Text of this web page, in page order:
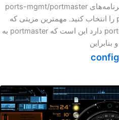
جدیدتر آپدیت کنید، باید یکی از برنامه‌های ports-mgmt/portmaster
و یا ports-mgmt/portupgrade را انتخاب کنید. مهمترین مزیتی که
portmaster نسبت به portupgrade دارد این است که portmaster به
config